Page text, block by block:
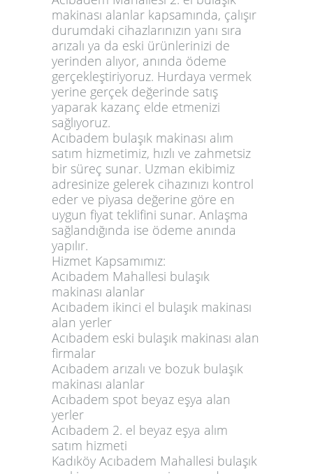
makinası alanlar kapsamında, çalışır
durumdaki cihazlarınızın yanı sıra
arızalı ya da eski ürünlerinizi de
yerinden alıyor, anında ödeme
gerçekleştiriyoruz. Hurdaya vermek
yerine gerçek değerinde satış
yaparak kazanç elde etmenizi
sağlıyoruz.
Acıbadem bulaşık makinası alım
satım hizmetimiz, hızlı ve zahmetsiz
bir süreç sunar. Uzman ekibimiz
adresinize gelerek cihazınızı kontrol
eder ve piyasa değerine göre en
uygun fiyat teklifini sunar. Anlaşma
sağlandığında ise ödeme anında
yapılır.
Hizmet Kapsamımız:
Acıbadem Mahallesi bulaşık
makinası alanlar
Acıbadem ikinci el bulaşık makinası
alan yerler
Acıbadem eski bulaşık makinası alan
firmalar
Acıbadem arızalı ve bozuk bulaşık
makinası alanlar
Acıbadem spot beyaz eşya alan
yerler
Acıbadem 2. el beyaz eşya alım
satım hizmeti
Kadıköy Acıbadem Mahallesi bulaşık